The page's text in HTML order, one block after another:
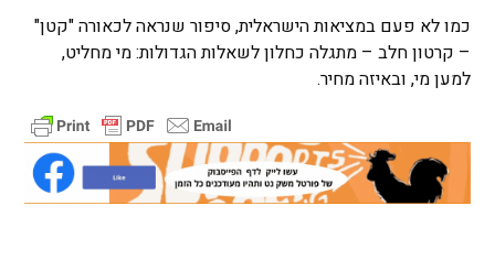
כמו לא פעם במציאות הישראלית, סיפור שנראה לכאורה "קטן"
– קרטון חלב – מתגלה כחלון לשאלות הגדולות: מי מחליט,
למען מי, ובאיזה מחיר.